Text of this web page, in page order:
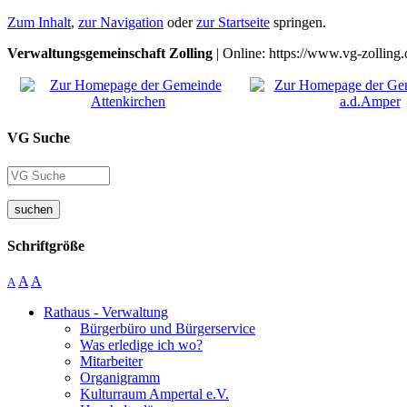
Zum Inhalt, zur Navigation oderzur Startseite springen.
Verwaltungsgemeinschaft Zolling | Online: https://www.vg-
VG Suche
suchen
Schriftgröße
A A A
Rathaus - Verwaltung
Bürgerbüro und Bürgerservice
Was erledige ich wo?
Mitarbeiter
Organigramm
Kulturraum Ampertal e.V.